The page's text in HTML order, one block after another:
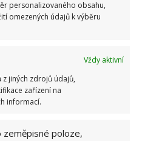
personalizovaného obsahu,
omezených údajů k výběru
Vždy aktivní
jiných zdrojů údajů,
zařízení na
informací.
zeměpisné poloze,
autech v dobách